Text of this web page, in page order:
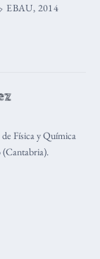
EBAU, 2014
Física y Química